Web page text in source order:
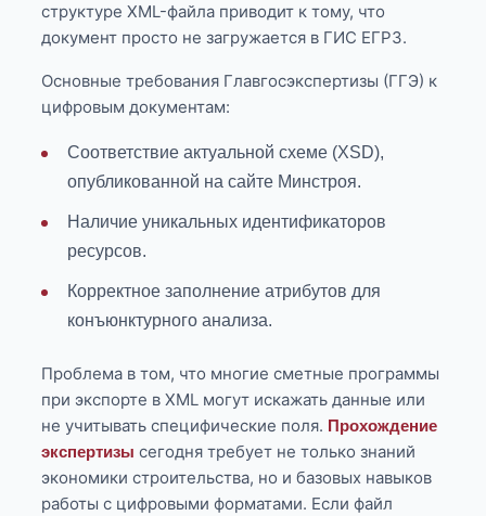
структуре XML-файла приводит к тому, что
документ просто не загружается в ГИС ЕГРЗ.
Основные требования Главгосэкспертизы (ГГЭ) к
цифровым документам:
Соответствие актуальной схеме (XSD),
опубликованной на сайте Минстроя.
Наличие уникальных идентификаторов
ресурсов.
Корректное заполнение атрибутов для
конъюнктурного анализа.
Проблема в том, что многие сметные программы
при экспорте в XML могут искажать данные или
не учитывать специфические поля. Прохождение
экспертизы сегодня требует не только знаний
экономики строительства, но и базовых навыков
работы с цифровыми форматами. Если файл